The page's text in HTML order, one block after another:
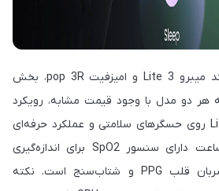
در مقایسه ساعت هوشمند میبرو Lite 3 و امیزفیت pop 3R، بخش
هر دو مدل با وجود قیمت مشابه، رویکرد
متفاوتی دارند. میبرو Lite 3 روی حسگرهای سلامتی و عملکرد حرفه‌ای
متمرکز شده است. این ساعت دارای سنسور SpO2 برای اندازه‌گیری
اکسیژن خون، سنسور ضربان قلب PPG و شتاب‌سنج است. نکته